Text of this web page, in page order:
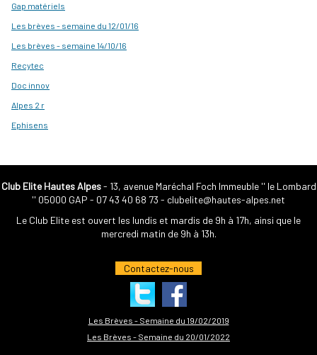
Gap matériels
Les brèves - semaine du 12/01/16
Les brèves - semaine 14/10/16
Recytec
Doc innov
Alpes 2 r
Ephisens
Club Elite Hautes Alpes- 13, avenue Maréchal Foch Immeuble '' le Lombard
'' 05000 GAP - 07 43 40 68 73 - clubelite@hautes-alpes.net
Le Club Elite est ouvert les lundis et mardis de 9h à 17h, ainsi que le
mercredi matin de 9h à 13h.
Contactez-nous
Les Brèves - Semaine du 19/02/2019
Les Brèves - Semaine du 20/01/2022